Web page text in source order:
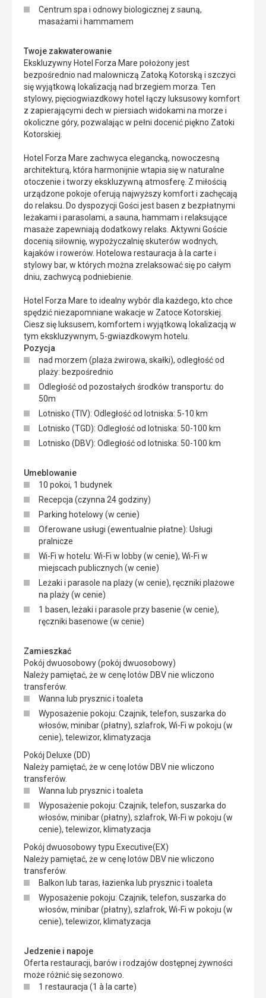
Centrum spa i odnowy biologicznej z sauną,
masażami i hammamem
Twoje zakwaterowanie
Ekskluzywny Hotel Forza Mare położony jest
bezpośrednio nad malowniczą Zatoką Kotorską i szczyci
się wyjątkową lokalizacją nad brzegiem morza. Ten
stylowy, pięciogwiazdkowy hotel łączy luksusowy komfort
z zapierającymi dech w piersiach widokami na morze i
okoliczne góry, pozwalając w pełni docenić piękno Zatoki
Kotorskiej.
Hotel Forza Mare zachwyca elegancką, nowoczesną
architekturą, która harmonijnie wtapia się w naturalne
otoczenie i tworzy ekskluzywną atmosferę. Z miłością
urządzone pokoje oferują najwyższy komfort i zachęcają
do relaksu. Do dyspozycji Gości jest basen z bezpłatnymi
leżakami i parasolami, a sauna, hammam i relaksujące
masaże zapewniają dodatkowy relaks. Aktywni Goście
docenią siłownię, wypożyczalnię skuterów wodnych,
kajaków i rowerów. Hotelowa restauracja à la carte i
stylowy bar, w których można zrelaksować się po całym
dniu, zachwycą podniebienie.
Hotel Forza Mare to idealny wybór dla każdego, kto chce
spędzić niezapomniane wakacje w Zatoce Kotorskiej.
Ciesz się luksusem, komfortem i wyjątkową lokalizacją w
tym ekskluzywnym, 5-gwiazdkowym hotelu.
Pozycja
nad morzem (plaża żwirowa, skałki), odległość od
plaży: bezpośrednio
Odległość od pozostałych środków transportu: do
50m
Lotnisko (TIV): Odległość od lotniska: 5-10 km
Lotnisko (TGD): Odległość od lotniska: 50-100 km
Lotnisko (DBV): Odległość od lotniska: 50-100 km
Umeblowanie
10 pokoi, 1 budynek
Recepcja (czynna 24 godziny)
Parking hotelowy (w cenie)
Oferowane usługi (ewentualnie płatne): Usługi
pralnicze
Wi-Fi w hotelu: Wi-Fi w lobby (w cenie), Wi-Fi w
miejscach publicznych (w cenie)
Leżaki i parasole na plaży (w cenie), ręczniki plażowe
na plaży (w cenie)
1 basen, leżaki i parasole przy basenie (w cenie),
ręczniki basenowe (w cenie)
Zamieszkać
Pokój dwuosobowy (pokój dwuosobowy)
Należy pamiętać, że w cenę lotów DBV nie wliczono
transferów.
Wanna lub prysznic i toaleta
Wyposażenie pokoju: Czajnik, telefon, suszarka do
włosów, minibar (płatny), szlafrok, Wi-Fi w pokoju (w
cenie), telewizor, klimatyzacja
Pokój Deluxe (DD)
Należy pamiętać, że w cenę lotów DBV nie wliczono
transferów.
Wanna lub prysznic i toaleta
Wyposażenie pokoju: Czajnik, telefon, suszarka do
włosów, minibar (płatny), szlafrok, Wi-Fi w pokoju (w
cenie), telewizor, klimatyzacja
Pokój dwuosobowy typu Executive(EX)
Należy pamiętać, że w cenę lotów DBV nie wliczono
transferów.
Balkon lub taras, łazienka lub prysznic i toaleta
Wyposażenie pokoju: Czajnik, telefon, suszarka do
włosów, minibar (płatny), szlafrok, Wi-Fi w pokoju (w
cenie), telewizor, klimatyzacja
Jedzenie i napoje
Oferta restauracji, barów i rodzajów dostępnej żywności
może różnić się sezonowo.
1 restauracja (1 à la carte)